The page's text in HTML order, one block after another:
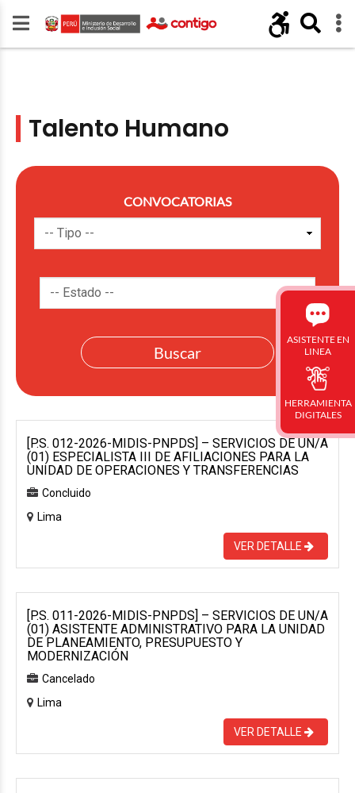
Talento Humano
CONVOCATORIAS
[P.S. 012-2026-MIDIS-PNPDS] – SERVICIOS DE UN/A
(01) ESPECIALISTA III DE AFILIACIONES PARA LA
UNIDAD DE OPERACIONES Y TRANSFERENCIAS
Concluido
Lima
VER DETALLE
[P.S. 011-2026-MIDIS-PNPDS] – SERVICIOS DE UN/A
(01) ASISTENTE ADMINISTRATIVO PARA LA UNIDAD
DE PLANEAMIENTO, PRESUPUESTO Y
MODERNIZACIÓN
Cancelado
Lima
VER DETALLE
ASISTENTE EN
LINEA
HERRAMIENTA
DIGITALES